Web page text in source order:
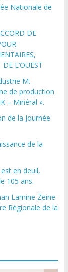
Nationale de
DE
L’OUEST
M.
de production
– Minéral ».
de la Journée
de la
en deuil,
105 ans.
Lamine Zeine
Régionale de la